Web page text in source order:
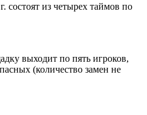
состоят из четырех таймов по
выходит по пять игроков,
(количество замен не